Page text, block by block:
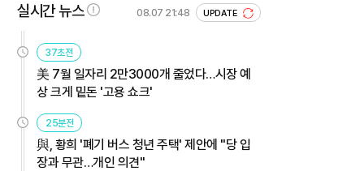
실시간 뉴스 08.07 21:48 UPDATE
37초전
美 7월 일자리 2만3000개 줄었다…시장 예
상 크게 밑돈 '고용 쇼크'
25분전
與, 황희 '폐기 버스 청년 주택' 제안에 "당 입
장과 무관…개인 의견"